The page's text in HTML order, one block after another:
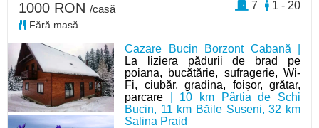
Cazare Bucin Borzont Cabană |
La liziera pădurii de brad pe
poiana, bucătărie, sufragerie, Wi-
Fi, ciubăr, gradina, foișor, grătar,
parcare | 10 km Pârtia de Schi
Bucin, 11 km Băile Suseni, 32 km
Salina Praid
1000 RON /casă
Fără masă
1 - 20
7